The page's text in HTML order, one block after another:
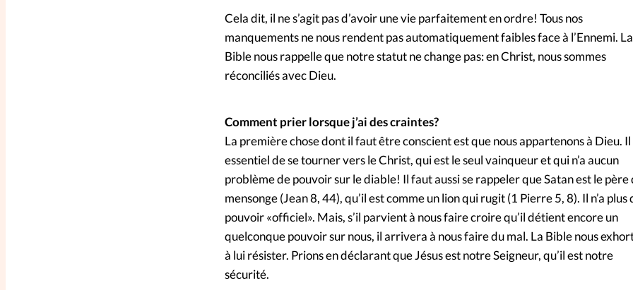
Cela dit, il ne s’agit pas d’avoir une vie parfaitement en ordre! Tous nos
manquements ne nous rendent pas automatiquement faibles face à l’Ennemi. La
Bible nous rappelle que notre statut ne change pas: en Christ, nous sommes
réconciliés avec Dieu.
Comment prier lorsque j’ai des craintes?
La première chose dont il faut être conscient est que nous appartenons à Dieu. Il
essentiel de se tourner vers le Christ, qui est le seul vainqueur et qui n’a aucun
problème de pouvoir sur le diable! Il faut aussi se rappeler que Satan est le père
mensonge (Jean 8, 44), qu’il est comme un lion qui rugit (1 Pierre 5, 8). Il n’a plus
pouvoir «officiel». Mais, s’il parvient à nous faire croire qu’il détient encore un
quelconque pouvoir sur nous, il arrivera à nous faire du mal. La Bible nous
à lui résister. Prions en déclarant que Jésus est notre Seigneur, qu’il est notre
sécurité.